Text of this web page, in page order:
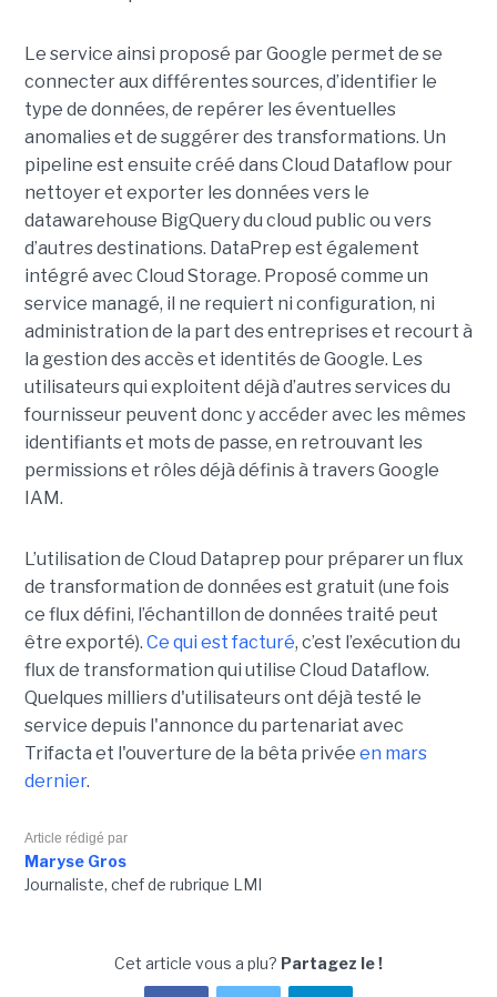
Le service ainsi proposé par Google permet de se
connecter aux différentes sources, d’identifier le
type de données, de repérer les éventuelles
anomalies et de suggérer des transformations. Un
pipeline est ensuite créé dans Cloud Dataflow pour
nettoyer et exporter les données vers le
datawarehouse BigQuery du cloud public ou vers
d’autres destinations. DataPrep est également
intégré avec Cloud Storage. Proposé comme un
service managé, il ne requiert ni configuration, ni
administration de la part des entreprises et recourt à
la gestion des accès et identités de Google. Les
utilisateurs qui exploitent déjà d’autres services du
fournisseur peuvent donc y accéder avec les mêmes
identifiants et mots de passe, en retrouvant les
permissions et rôles déjà définis à travers Google
IAM.
L’utilisation de Cloud Dataprep pour préparer un flux
de transformation de données est gratuit (une fois
ce flux défini, l’échantillon de données traité peut
être exporté). Ce qui est facturé, c’est l’exécution du
flux de transformation qui utilise Cloud Dataflow.
Quelques milliers d'utilisateurs ont déjà testé le
service depuis l'annonce du partenariat avec
Trifacta et l'ouverture de la bêta privée en mars
dernier.
Article rédigé par
Maryse Gros
Journaliste, chef de rubrique LMI
Cet article vous a plu? Partagez le !